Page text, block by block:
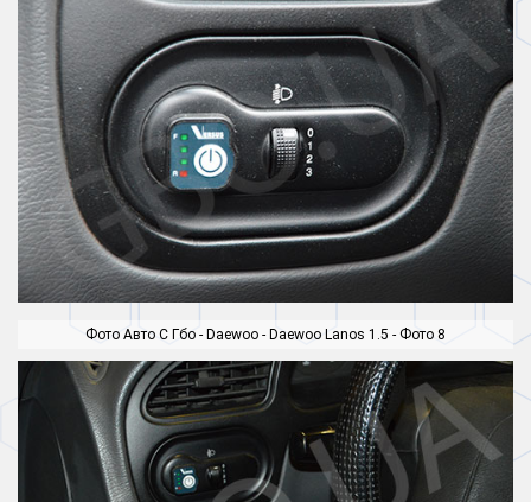
Фото Авто С Гбо - Daewoo - Daewoo Lanos 1.5 - Фото 8